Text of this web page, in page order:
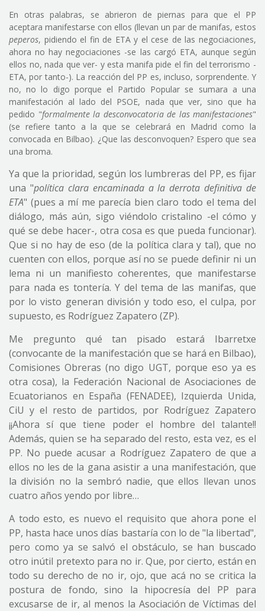
En otras palabras, se abrieron de piernas para que el PP
aceptara manifestarse con ellos (llevan un par de manifas, estos
peperos, pidiendo el fin de ETA y el cese de las negociaciones,
ahora no hay negociaciones -se las cargó ETA, aunque según
ellos no, nada que ver- y esta manifa pide el fin del terrorismo -
ETA, por tanto-). La reacción del PP es, incluso, sorprendente. Y
no, no lo digo porque el Partido Popular se sumara a una
manifestación al lado del PSOE, nada que ver, sino que ha
pedido "formalmente la desconvocatoria de las manifestaciones"
(se refiere tanto a la que se celebrará en Madrid como la
convocada en Bilbao). ¿Que las desconvoquen? Espero que sea
una broma.
Ya que la prioridad, según los lumbreras del PP, es fijar
una "política clara encaminada a la derrota definitiva de
ETA" (pues a mí me parecía bien claro todo el tema del
diálogo, más aún, sigo viéndolo cristalino -el cómo y
qué se debe hacer-, otra cosa es que pueda funcionar).
Que si no hay de eso (de la política clara y tal), que no
cuenten con ellos, porque así no se puede definir ni un
lema ni un manifiesto coherentes, que manifestarse
para nada es tontería. Y del tema de las manifas, que
por lo visto generan división y todo eso, el culpa, por
supuesto, es Rodríguez Zapatero (ZP).
Me pregunto qué tan pisado estará Ibarretxe
(convocante de la manifestación que se hará en Bilbao),
Comisiones Obreras (no digo UGT, porque eso ya es
otra cosa), la Federación Nacional de Asociaciones de
Ecuatorianos en España (FENADEE), Izquierda Unida,
CiU y el resto de partidos, por Rodríguez Zapatero
¡¡Ahora sí que tiene poder el hombre del talante!!
Además, quien se ha separado del resto, esta vez, es el
PP. No puede acusar a Rodríguez Zapatero de que a
ellos no les de la gana asistir a una manifestación, que
la división no la sembró nadie, que ellos llevan unos
cuatro años yendo por libre…
A todo esto, es nuevo el requisito que ahora pone el
PP, hasta hace unos días bastaría con lo de "la libertad",
pero como ya se salvó el obstáculo, se han buscado
otro inútil pretexto para no ir. Que, por cierto, están en
todo su derecho de no ir, ojo, que acá no se critica la
postura de fondo, sino la hipocresía del PP para
excusarse de ir, al menos la Asociación de Víctimas del